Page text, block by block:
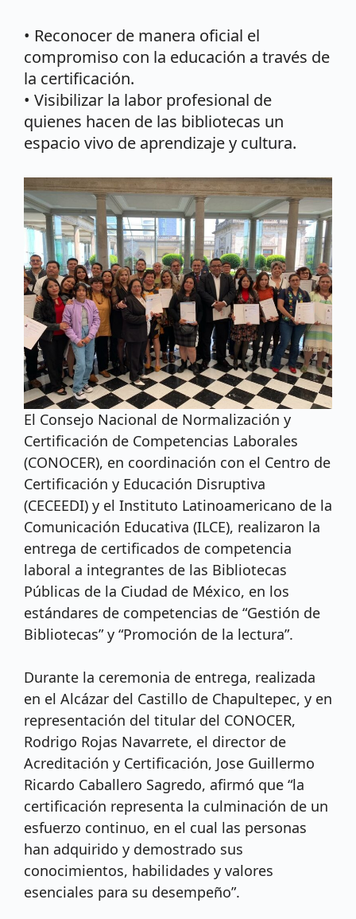
• Reconocer de manera oficial el
compromiso con la educación a través de
la certificación.
• Visibilizar la labor profesional de
quienes hacen de las bibliotecas un
espacio vivo de aprendizaje y cultura.
El Consejo Nacional de Normalización y
Certificación de Competencias Laborales
(CONOCER), en coordinación con el Centro de
Certificación y Educación Disruptiva
(CECEEDI) y el Instituto Latinoamericano de la
Comunicación Educativa (ILCE), realizaron la
entrega de certificados de competencia
laboral a integrantes de las Bibliotecas
Públicas de la Ciudad de México, en los
estándares de competencias de “Gestión de
Bibliotecas” y “Promoción de la lectura”.
Durante la ceremonia de entrega, realizada
en el Alcázar del Castillo de Chapultepec, y en
representación del titular del CONOCER,
Rodrigo Rojas Navarrete, el director de
Acreditación y Certificación, Jose Guillermo
Ricardo Caballero Sagredo, afirmó que “la
certificación representa la culminación de un
esfuerzo continuo, en el cual las personas
han adquirido y demostrado sus
conocimientos, habilidades y valores
esenciales para su desempeño”.